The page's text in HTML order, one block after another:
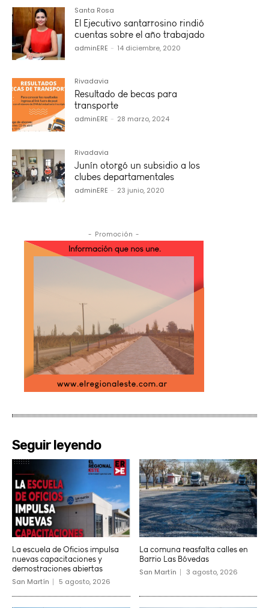
Santa Rosa
El Ejecutivo santarrosino rindió
cuentas sobre el año trabajado
adminERE - 14 diciembre, 2020
Rivadavia
Resultado de becas para
transporte
adminERE - 28 marzo, 2024
Rivadavia
Junín otorgó un subsidio a los
clubes departamentales
adminERE - 23 junio, 2020
- Promoción -
Seguir leyendo
La escuela de Oficios impulsa
nuevas capacitaciones y
demostraciones abiertas
San Martín 5 agosto, 2026
La comuna reasfalta calles en
Barrio Las Bóvedas
San Martín 3 agosto, 2026